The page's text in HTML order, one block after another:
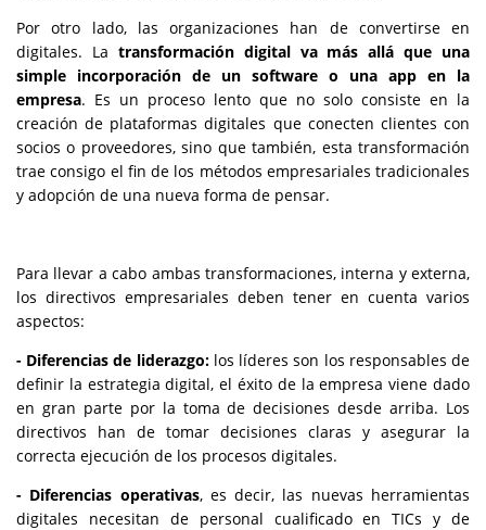
Por otro lado, las organizaciones han de convertirse en
digitales. La transformación digital va más allá que una
simple incorporación de un software o una app en la
empresa. Es un proceso lento que no solo consiste en la
creación de plataformas digitales que conecten clientes con
socios o proveedores, sino que también, esta transformación
trae consigo el fin de los métodos empresariales tradicionales
y adopción de una nueva forma de pensar.
Para llevar a cabo ambas transformaciones, interna y externa,
los directivos empresariales deben tener en cuenta varios
aspectos:
- Diferencias de liderazgo: los líderes son los responsables de
definir la estrategia digital, el éxito de la empresa viene dado
en gran parte por la toma de decisiones desde arriba. Los
directivos han de tomar decisiones claras y asegurar la
correcta ejecución de los procesos digitales.
- Diferencias operativas, es decir, las nuevas herramientas
digitales necesitan de personal cualificado en TICs y de